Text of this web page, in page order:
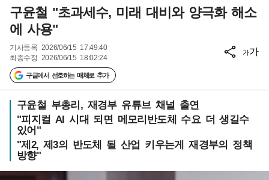
구윤철 "초과세수, 미래 대비와 양극화 해소
에 사용"
기사등록 2026/06/15 17:49:40
최종수정 2026/06/15 18:02:24
구글에서 선호하는 매체로 추가
가가
구윤철 부총리, 재경부 유튜브 채널 출연
"피지컬 AI 시대 되면 메모리반도체 수요 더 생길수
있어"
"제2, 제3의 반도체 될 산업 키우는게 재경부의 정책
방향"